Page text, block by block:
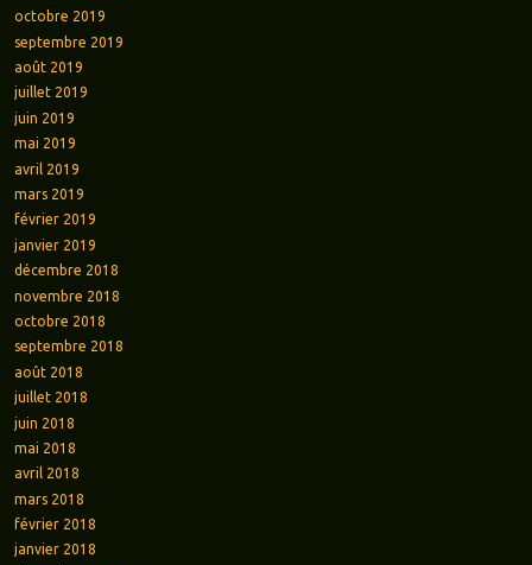
octobre 2019
septembre 2019
août 2019
juillet 2019
juin 2019
mai 2019
avril 2019
mars 2019
février 2019
janvier 2019
décembre 2018
novembre 2018
octobre 2018
septembre 2018
août 2018
juillet 2018
juin 2018
mai 2018
avril 2018
mars 2018
février 2018
janvier 2018